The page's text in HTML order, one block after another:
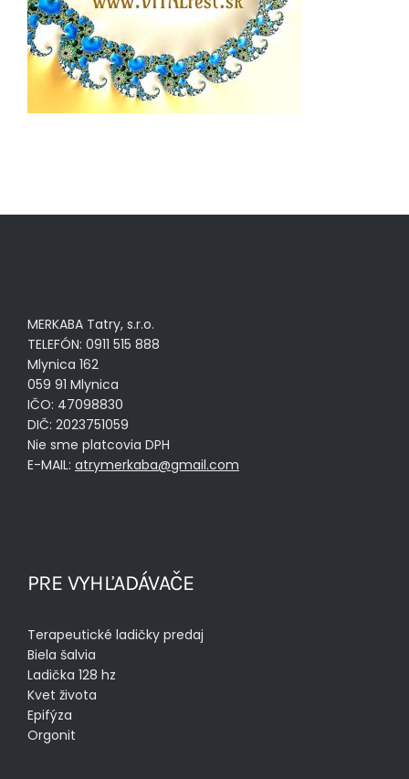
MERKABA Tatry, s.r.o.
TELEFÓN: 0911 515 888
Mlynica 162
059 91 Mlynica
IČO: 47098830
DIČ: 2023751059
Nie sme platcovia DPH
E-MAIL: atrymerkaba@gmail.com
PRE VYHĽADÁVAČE
Terapeutické ladičky predaj
Biela šalvia
Ladička 128 hz
Kvet života
Epifýza
Orgonit